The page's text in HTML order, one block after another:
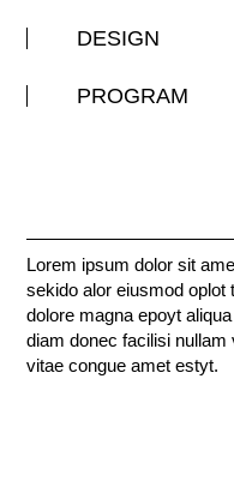
DESIGN
PROGRAM
Lorem ipsum dolor sit
sekido alor eiusmod oplot
dolore magna epoyt
diam donec facilisi
vitae congue amet estyt.